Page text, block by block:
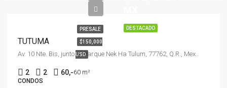
DESTACADO
PRESALE
$150,000
USD
TUTUMA
Av. 10 Nte. Bis, junto al Parque Nek Ha Tulum, 77762, Q.R., Mex..
2 2 60,-60 m²
CONDOS